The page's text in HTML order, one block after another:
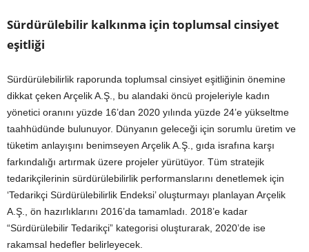
Sürdürülebilir kalkınma için toplumsal cinsiyet
eşitliği
Sürdürülebilirlik raporunda toplumsal cinsiyet eşitliğinin önemine
dikkat çeken Arçelik A.Ş., bu alandaki öncü projeleriyle kadın
yönetici oranını yüzde 16’dan 2020 yılında yüzde 24’e yükseltme
taahhüdünde bulunuyor. Dünyanın geleceği için sorumlu üretim ve
tüketim anlayışını benimseyen Arçelik A.Ş., gıda israfına karşı
farkındalığı artırmak üzere projeler yürütüyor. Tüm stratejik
tedarikçilerinin sürdürülebilirlik performanslarını denetlemek için
‘Tedarikçi Sürdürülebilirlik Endeksi’ oluşturmayı planlayan Arçelik
A.Ş., ön hazırlıklarını 2016’da tamamladı. 2018’e kadar
“Sürdürülebilir Tedarikçi” kategorisi oluşturarak, 2020’de ise
rakamsal hedefler belirleyecek.